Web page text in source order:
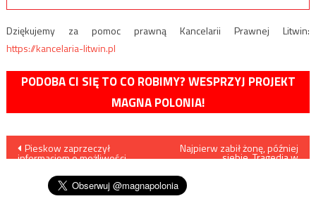
Dziękujemy za pomoc prawną Kancelarii Prawnej Litwin:
https://kancelaria-litwin.pl
PODOBA CI SIĘ TO CO ROBIMY? WESPRZYJ PROJEKT
MAGNA POLONIA!
Nawigacja
wpisu
Pieskow zaprzeczył
informacjom o możliwości
Najpierw zabił żonę, później
siebie. Tragedia w